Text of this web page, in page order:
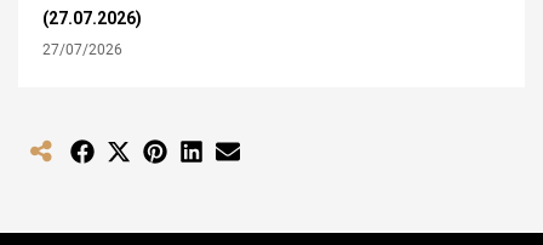
(27.07.2026)
27/07/2026
Share Share
(Twitter)
Share Share